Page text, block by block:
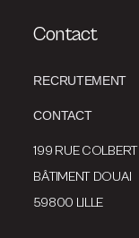
Contact
RECRUTEMENT
CONTACT
199 RUE COLBERT
BÂTIMENT DOUAI
59800 LILLE